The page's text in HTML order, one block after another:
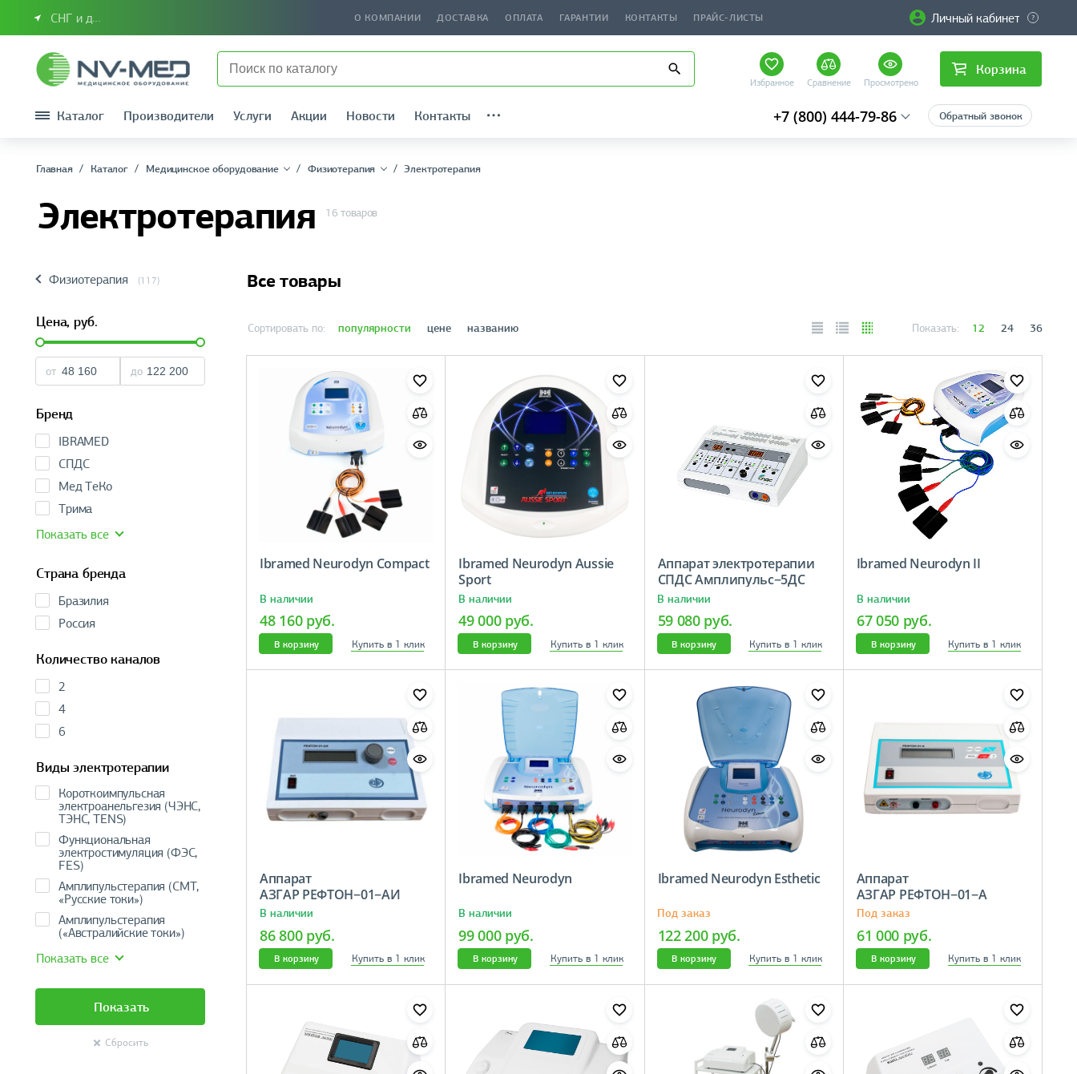
СНГ и другие страны О КОМПАНИИ ДОСТАВКА ОПЛАТА ГАРАНТИИ КОНТАКТЫ ПРАЙС-ЛИСТЫ Личный кабинет
Избранное Сравнение Просмотрено
Корзина
Каталог Производители Услуги Акции Новости Контакты +7 (800) 444-79-86 Обратный звонок
Главная Каталог Медицинское оборудование Физиотерапия Электротерапия
Электротерапия 16 товаров
Физиотерапия (117)
Цена, руб.
от до
Бренд
IBRAMED
СПДС
Мед ТеКо
Трима
Показать все
Страна бренда
Бразилия
Россия
Количество каналов
2
4
6
Виды электротерапии
Короткоимпульсная
электроанельгезия (ЧЭНС,
ТЭНС, TENS)
Функциональная
электростимуляция (ФЭС,
FES)
Амплипульстерапия (СМТ,
«Русские токи»)
Амплипульстерапия
(«Австралийские токи»)
Показать все
Показать
Сбросить
Все товары
Сортировать по: популярности цене названию Показать: 12 24 36
Ibramed Neurodyn Compact
В наличии
48 160 руб.
В корзину Купить в 1 клик
Ibramed Neurodyn Aussie
Sport
В наличии
49 000 руб.
В корзину Купить в 1 клик
Аппарат электротерапии
СПДС Амплипульс−5ДС
В наличии
59 080 руб.
В корзину Купить в 1 клик
Ibramed Neurodyn II
В наличии
67 050 руб.
В корзину Купить в 1 клик
Аппарат
АЗГАР РЕФТОН−01−АИ
В наличии
86 800 руб.
В корзину Купить в 1 клик
Ibramed Neurodyn
В наличии
99 000 руб.
В корзину Купить в 1 клик
Ibramed Neurodyn Esthetic
Под заказ
122 200 руб.
В корзину Купить в 1 клик
Аппарат
АЗГАР РЕФТОН−01−А
Под заказ
61 000 руб.
В корзину Купить в 1 клик